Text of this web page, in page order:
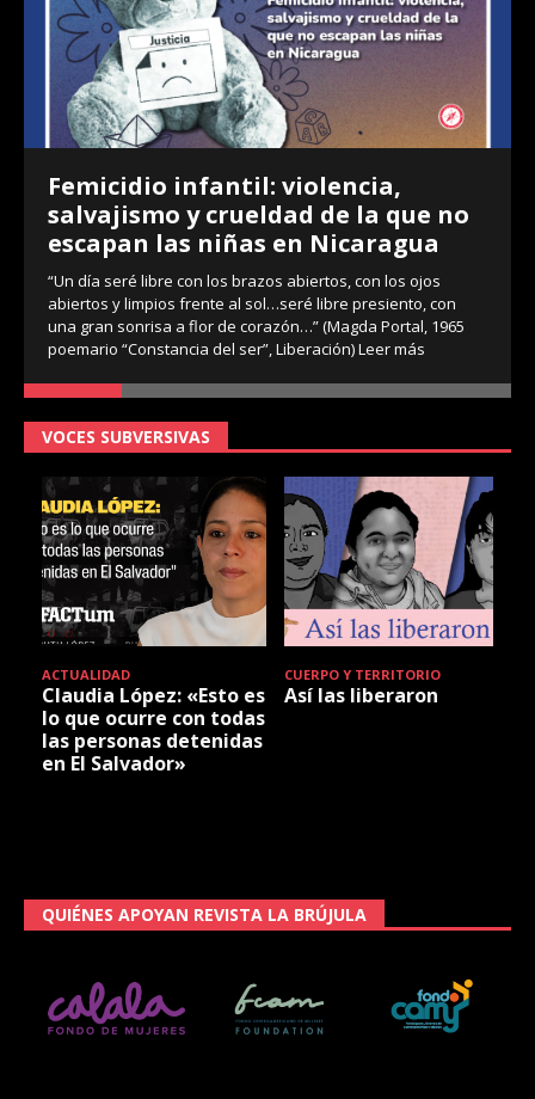
Femicidio infantil: violencia,
salvajismo y crueldad de la que no
escapan las niñas en Nicaragua
“Un día seré libre con los brazos abiertos, con los ojos
abiertos y limpios frente al sol…seré libre presiento, con
una gran sonrisa a flor de corazón…” (Magda Portal, 1965
poemario “Constancia del ser”, Liberación)Leer más
VOCES SUBVERSIVAS
ACTUALIDAD
Claudia López: «Esto es
lo que ocurre con todas
las personas detenidas
en El Salvador»
CUERPO Y TERRITORIO
Así las liberaron
QUIÉNES APOYAN REVISTA LA BRÚJULA